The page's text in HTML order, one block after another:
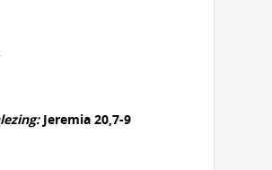
Jeremia 20,7-9